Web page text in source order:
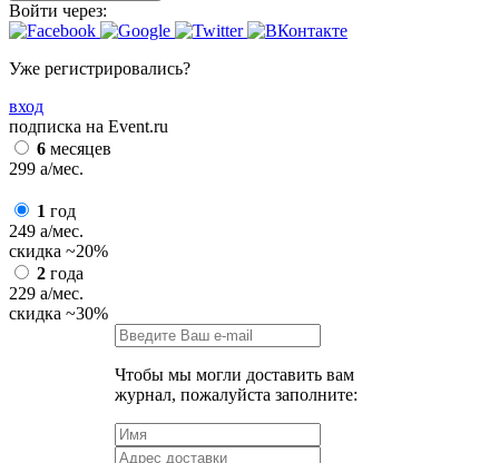
Войти через:
Уже регистрировались?
вход
подписка на Event.ru
6 месяцев
299 a/мес.
1 год
249 a/мес.
скидка ~20%
2 года
229 a/мес.
скидка ~30%
Чтобы мы могли доставить вам
журнал, пожалуйста заполните: